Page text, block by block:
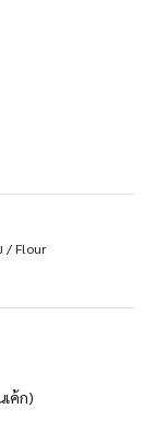
/ Flour
ค้ก)